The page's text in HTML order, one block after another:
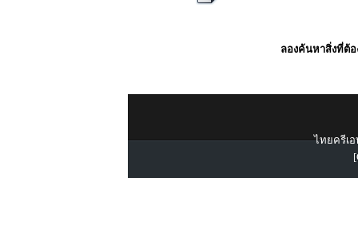
ลองค้นหาสิ่งที่ต้อ
ไทยครีเอ
[